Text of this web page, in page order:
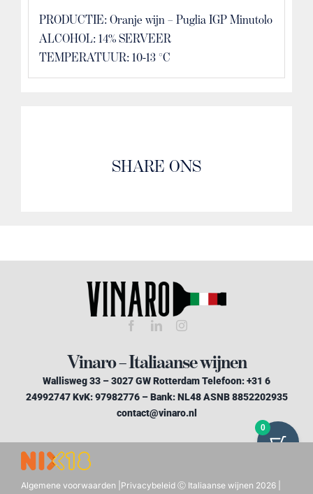
PRODUCTIE: Oranje wijn – Puglia IGP Minutolo
ALCOHOL: 14% SERVEER
TEMPERATUUR: 10-13 °C
SHARE ONS
Vinaro – Italiaanse wijnen
Wallisweg 33 – 3027 GW Rotterdam Telefoon: +31 6
24992747 KvK: 97982776 – Bank: NL48 ASNB 8852202935
contact@vinaro.nl
Algemene voorwaarden PrivacybeleidⒸ Italiaanse wijnen 2026 |
0